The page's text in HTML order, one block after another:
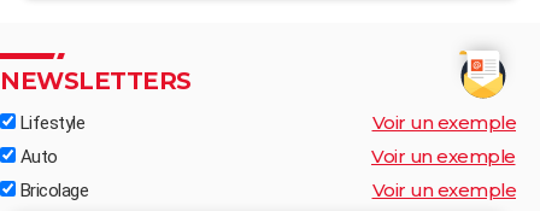
NEWSLETTERS
Lifestyle Voir un exemple
Auto Voir un exemple
Bricolage Voir un exemple